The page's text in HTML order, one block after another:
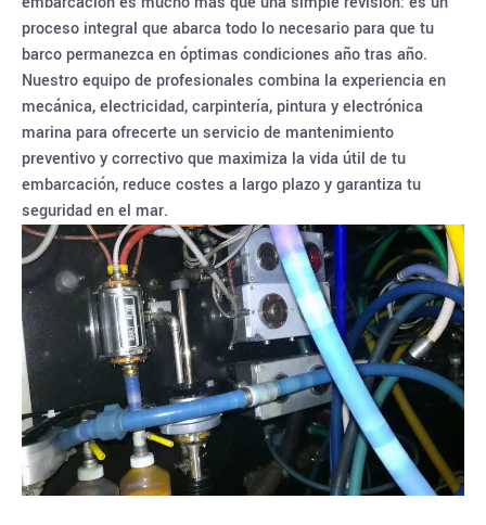
proceso integral que abarca todo lo necesario para que tu
barco permanezca en óptimas condiciones año tras año.
Nuestro equipo de profesionales combina la experiencia en
mecánica, electricidad, carpintería, pintura y electrónica
marina para ofrecerte un servicio de mantenimiento
preventivo y correctivo que maximiza la vida útil de tu
embarcación, reduce costes a largo plazo y garantiza tu
seguridad en el mar.